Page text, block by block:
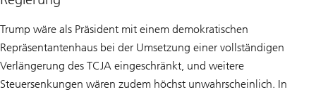
Trump wäre als Präsident mit einem demokratischen
Repräsentantenhaus bei der Umsetzung einer vollständigen
Verlängerung des TCJA eingeschränkt, und weitere
Steuersenkungen wären zudem höchst unwahrscheinlich. In